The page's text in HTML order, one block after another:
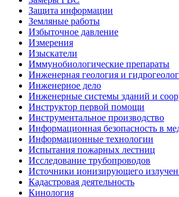
Защита информации
Земляные работы
Избыточное давление
Измерения
Изыскатели
Иммунобиологические препараты
Инженерная геология и
Инженерное дело
Инженерные системы зданий и
Инструктор первой помощи
Инструментальное производство
Информационная безопасность в
Информационные технологии
Испытания пожарных лестниц
Исследование трубопроводов
Источники ионизирующего
Кадастровая деятельность
Кинология